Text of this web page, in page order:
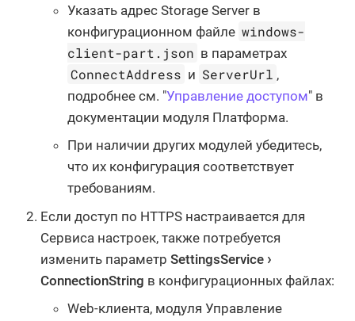
Указать адрес Storage Server в
конфигурационном файле windows-
client-part.json в параметрах
ConnectAddress и ServerUrl ,
подробнее см. "Управление доступом" в
документации модуля Платформа.
При наличии других модулей убедитесь,
что их конфигурация соответствует
требованиям.
Если доступ по HTTPS настраивается для
Сервиса настроек, также потребуется
изменить параметр SettingsService
ConnectionString в конфигурационных файлах:
Web-клиента, модуля Управление